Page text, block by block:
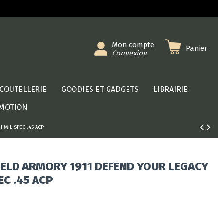
Mon compte
Connexion
Panier
COUTELLERIE GOODIES ET GADGETS
LIBRAIRIE
MIL-SPEC .45 ACP
ARMORY 1911 DEFEND YOUR LEGACY
.45 ACP